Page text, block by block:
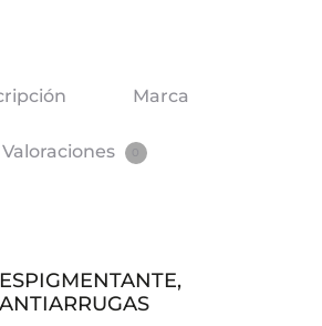
Marca
Valoraciones